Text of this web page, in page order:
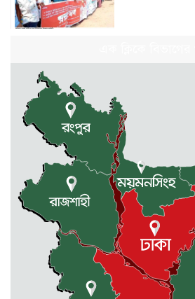
দুর্গাপুরে
বার্ষিকী পালিত
ইরানে মার্কিন-
প্রতিবাদে
দুর্গাপুরে কমরেড
জন্মবার্ষিকী পালিত